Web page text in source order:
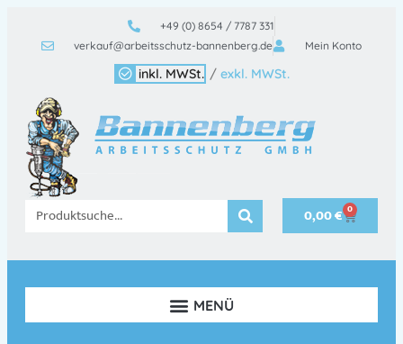
+49 (0) 8654 / 7787 331
verkauf@arbeitsschutz-bannenberg.de
Mein Konto
inkl. MWSt. / exkl. MWSt.
0,00€ 0